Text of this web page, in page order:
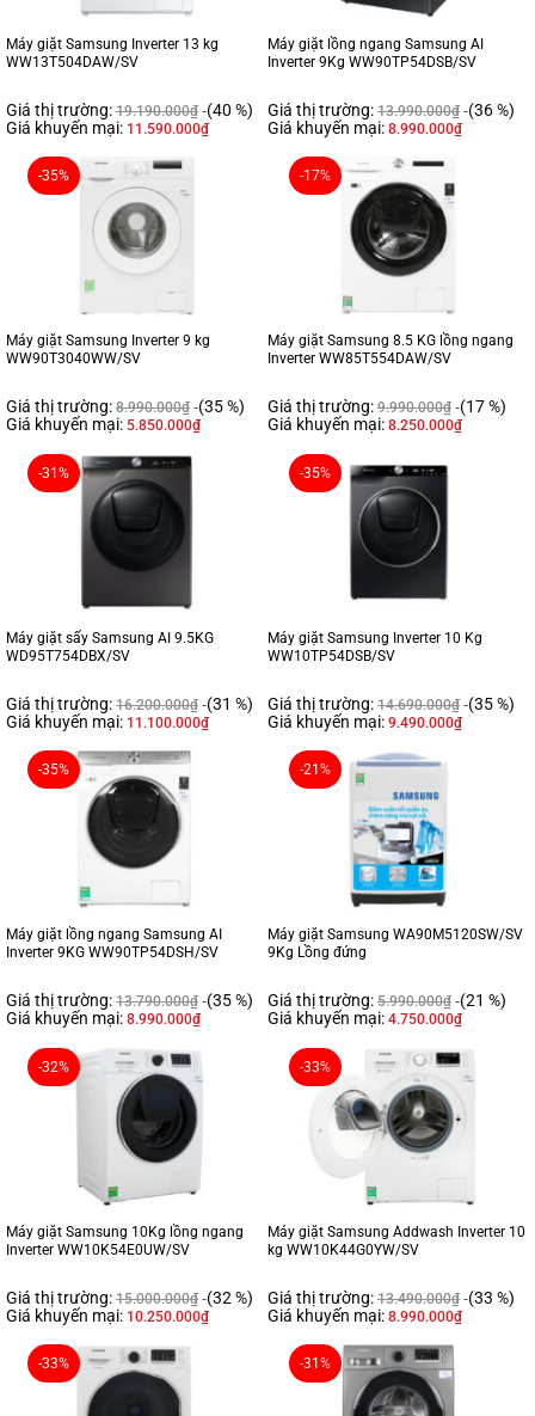
Máy giặt Samsung Inverter 13 kg
WW13T504DAW/SV
Giá thị trường: 19.190.000₫ (40 %)
Giá khuyến mại: 11.590.000₫
Máy giặt lồng ngang Samsung AI
Inverter 9Kg WW90TP54DSB/SV
Giá thị trường: 13.990.000₫ (36 %)
Giá khuyến mại: 8.990.000₫
-35%
Máy giặt Samsung Inverter 9 kg
WW90T3040WW/SV
Giá thị trường: 8.990.000₫ (35 %)
Giá khuyến mại: 5.850.000₫
-17%
Máy giặt Samsung 8.5 KG lồng ngang
Inverter WW85T554DAW/SV
Giá thị trường: 9.990.000₫ (17 %)
Giá khuyến mại: 8.250.000₫
-31%
Máy giặt sấy Samsung AI 9.5KG
WD95T754DBX/SV
Giá thị trường: 16.200.000₫ (31 %)
Giá khuyến mại: 11.100.000₫
-35%
Máy giặt Samsung Inverter 10 Kg
WW10TP54DSB/SV
Giá thị trường: 14.690.000₫ (35 %)
Giá khuyến mại: 9.490.000₫
-35%
Máy giặt lồng ngang Samsung AI
Inverter 9KG WW90TP54DSH/SV
Giá thị trường: 13.790.000₫ (35 %)
Giá khuyến mại: 8.990.000₫
-21%
Máy giặt Samsung WA90M5120SW/SV
9Kg Lồng đứng
Giá thị trường: 5.990.000₫ (21 %)
Giá khuyến mại: 4.750.000₫
-32%
Máy giặt Samsung 10Kg lồng ngang
Inverter WW10K54E0UW/SV
Giá thị trường: 15.000.000₫ (32 %)
Giá khuyến mại: 10.250.000₫
-33%
Máy giặt Samsung Addwash Inverter 10
kg WW10K44G0YW/SV
Giá thị trường: 13.490.000₫ (33 %)
Giá khuyến mại: 8.990.000₫
-33% -31%